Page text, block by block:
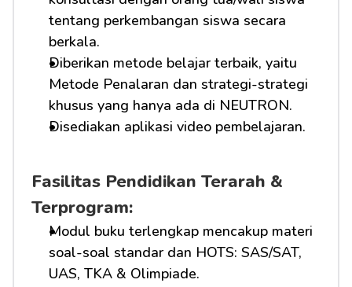
tentang perkembangan siswa secara
berkala.
Diberikan metode belajar terbaik, yaitu
Metode Penalaran dan strategi-strategi
khusus yang hanya ada di NEUTRON.
Disediakan aplikasi video pembelajaran.
Fasilitas Pendidikan Terarah &
Terprogram:
Modul buku terlengkap mencakup materi
soal-soal standar dan HOTS: SAS/SAT,
UAS, TKA & Olimpiade.